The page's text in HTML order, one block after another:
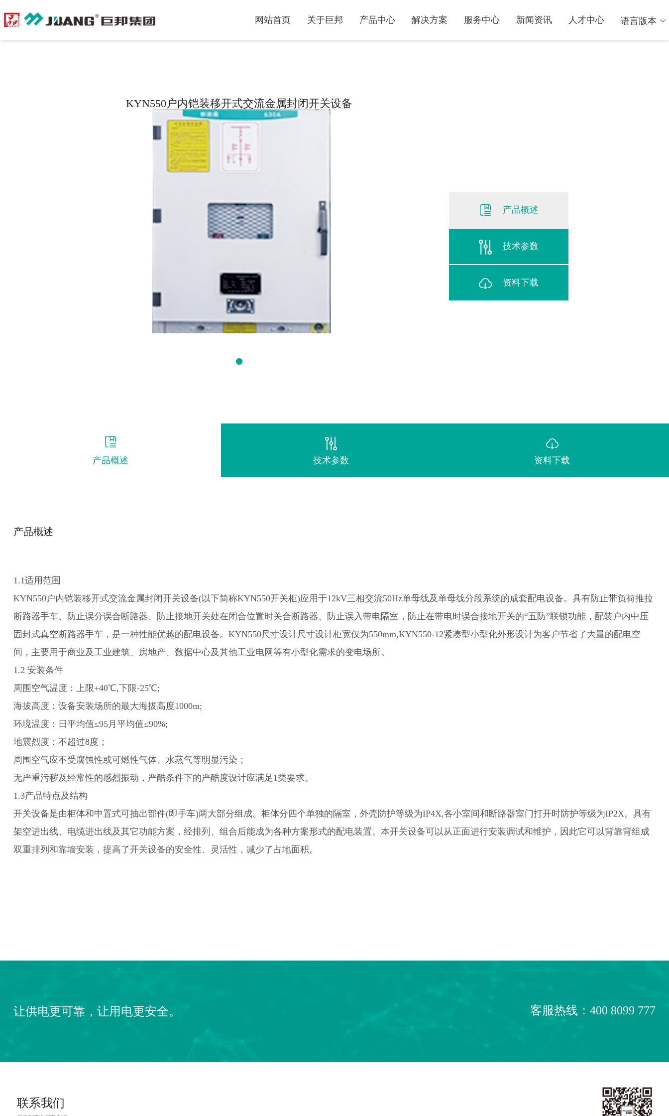
语言版本
中文
人才中心
新闻资讯
服务中心
解决方案
产品中心
关于巨邦
网站首页
KYN550户内铠装移开式交流金属封闭开关设备
产品概述 技术参数 资料下载
产品概述
1.1适用范围
KYN550户内铠装移开式交流金属封闭开关设备(以下简称KYN550开关柜)应用于12kV三相交流50Hz单母线及单母线分段系统的成套配电设备。具有防止带负荷推拉
断路器手车、防止误分误合断路器、防止接地开关处在闭合位置时关合断路器、防止误入带电隔室，防止在带电时误合接地开关的“五防”联锁功能，配装户内中压
固封式真空断路器手车，是一种性能优越的配电设备。KYN550尺寸设计尺寸设计柜宽仅为550mm,KYN550-12紧凑型小型化外形设计为客户节省了大量的配电空
间，主要用于商业及工业建筑、房地产、数据中心及其他工业电网等有小型化需求的变电场所。
1.2 安装条件
周围空气温度：上限+40℃,下限-25℃;
海拔高度：设备安装场所的最大海拔高度1000m;
环境温度：日平均值≤95月平均值≤90%;
地震烈度：不超过8度；
周围空气应不受腐蚀性或可燃性气体、水蒸气等明显污染；
无严重污秽及经常性的感烈振动，严酷条件下的严酷度设计应满足 1类要求。
1.3产品特点及结构
开关设备是由柜体和中置式可抽出部件(即手车)两大部分组成。柜体分四个单独的隔室，外壳防护等级为IP4X,各小室间和断路器室门打开时防护等级为IP2X。具有
架空进出线、电缆进出线及其它功能方案， 经排列、组合后能成为各种方案形式的配电装置。本开关设备可以从正面进行安装调试和维护，因此它可以背靠背组成
双重排列和靠墙安装，提高了开关设备的安全性、灵活性，减少了占地面积。
让供电更可靠，让用电更安全。 客服热线：400 8099 777
产品概述
技术参数
资料下载
联系我们